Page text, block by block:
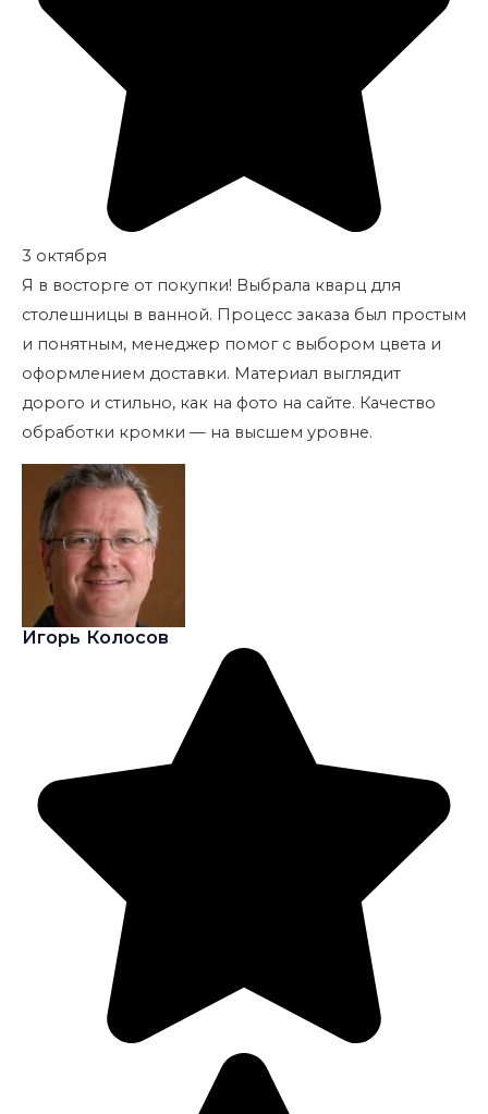
3 октября
Я в восторге от покупки! Выбрала кварц для
столешницы в ванной. Процесс заказа был простым
и понятным, менеджер помог с выбором цвета и
оформлением доставки. Материал выглядит
дорого и стильно, как на фото на сайте. Качество
обработки кромки — на высшем уровне.
Игорь Колосов